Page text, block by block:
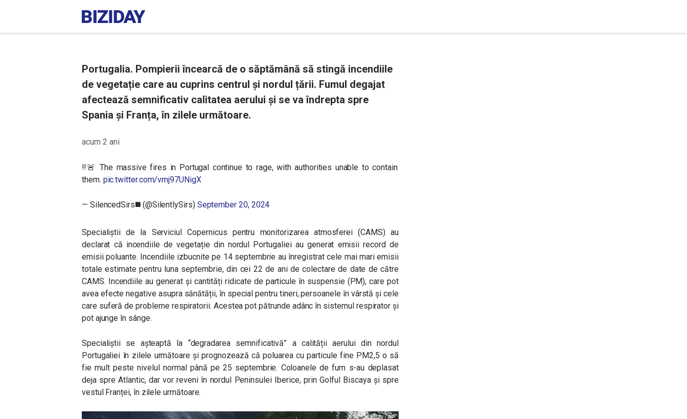
Portugalia. Pompierii încearcă de o săptămână să stingă incendiile
de vegetație care au cuprins centrul și nordul țării. Fumul degajat
afectează semnificativ calitatea aerului și se va îndrepta spre
Spania și Franța, în zilele următoare.
acum 2 ani
‼️🚨 The massive fires in Portugal continue to rage, with authorities unable to contain
them. pic.twitter.com/vmj97UNigX
— SilencedSirs◼️ (@SilentlySirs) September 20, 2024
Specialiștii de la Serviciul Copernicus pentru monitorizarea atmosferei (CAMS) au
declarat că incendiile de vegetație din nordul Portugaliei au generat emisii record de
emisii poluante. Incendiile izbucnite pe 14 septembrie au înregistrat cele mai mari emisii
totale estimate pentru luna septembrie, din cei 22 de ani de colectare de date de către
CAMS. Incendiile au generat și cantități ridicate de particule în suspensie (PM), care pot
avea efecte negative asupra sănătății, în special pentru tineri, persoanele în vârstă și cele
care suferă de probleme respiratorii. Acestea pot pătrunde adânc în sistemul respirator și
pot ajunge în sânge.
Specialiștii se așteaptă la “degradarea semnificativă” a calității aerului din nordul
Portugaliei în zilele următoare și prognozează că poluarea cu particule fine PM2,5 o să
fie mult peste nivelul normal până pe 25 septembrie. Coloanele de fum s-au deplasat
deja spre Atlantic, dar vor reveni în nordul Peninsulei Iberice, prin Golful Biscaya și spre
vestul Franței, în zilele următoare.